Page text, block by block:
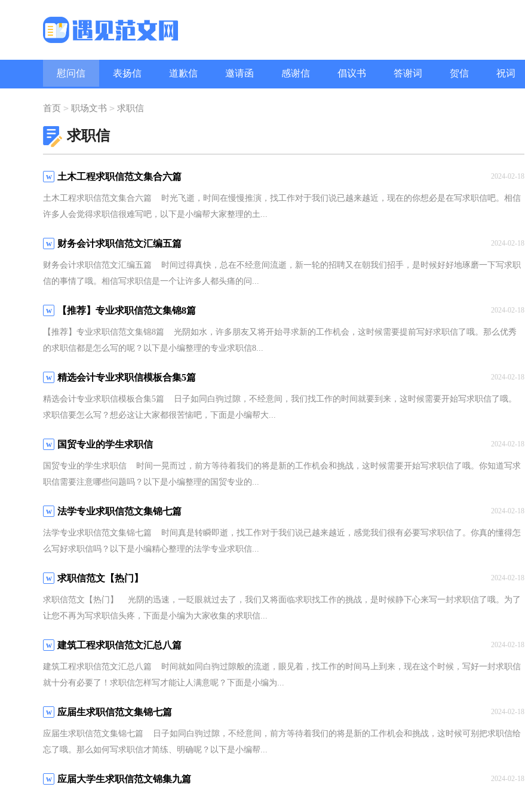
慰问信 表扬信 道歉信 邀请函 感谢信 倡议书 答谢词 贺信 祝词
首页 > 职场文书 > 求职信
求职信
土木工程求职信范文集合六篇
土木工程求职信范文集合六篇 时光飞逝，时间在慢慢推演，找工作对于我们说已越来越近，现在的你想必是在写求职信吧。相信
许多人会觉得求职信很难写吧，以下是小编帮大家整理的土...
2024-02-18
财务会计求职信范文汇编五篇
财务会计求职信范文汇编五篇 时间过得真快，总在不经意间流逝，新一轮的招聘又在朝我们招手，是时候好好地琢磨一下写求职
信的事情了哦。相信写求职信是一个让许多人都头痛的问...
2024-02-18
【推荐】专业求职信范文集锦8篇
【推荐】专业求职信范文集锦8篇 光阴如水，许多朋友又将开始寻求新的工作机会，这时候需要提前写好求职信了哦。那么优秀
的求职信都是怎么写的呢？以下是小编整理的专业求职信8...
2024-02-18
精选会计专业求职信模板合集5篇
精选会计专业求职信模板合集5篇 日子如同白驹过隙，不经意间，我们找工作的时间就要到来，这时候需要开始写求职信了哦。
求职信要怎么写？想必这让大家都很苦恼吧，下面是小编帮大...
2024-02-18
国贸专业的学生求职信
国贸专业的学生求职信 时间一晃而过，前方等待着我们的将是新的工作机会和挑战，这时候需要开始写求职信了哦。你知道写求
职信需要注意哪些问题吗？以下是小编整理的国贸专业的...
2024-02-18
法学专业求职信范文集锦七篇
法学专业求职信范文集锦七篇 时间真是转瞬即逝，找工作对于我们说已越来越近，感觉我们很有必要写求职信了。你真的懂得怎
么写好求职信吗？以下是小编精心整理的法学专业求职信...
2024-02-18
求职信范文【热门】
求职信范文【热门】 光阴的迅速，一眨眼就过去了，我们又将面临求职找工作的挑战，是时候静下心来写一封求职信了哦。为了
让您不再为写求职信头疼，下面是小编为大家收集的求职信...
2024-02-18
建筑工程求职信范文汇总八篇
建筑工程求职信范文汇总八篇 时间就如同白驹过隙般的流逝，眼见着，找工作的时间马上到来，现在这个时候，写好一封求职信
就十分有必要了！求职信怎样写才能让人满意呢？下面是小编为...
2024-02-18
应届生求职信范文集锦七篇
应届生求职信范文集锦七篇 日子如同白驹过隙，不经意间，前方等待着我们的将是新的工作机会和挑战，这时候可别把求职信给
忘了哦。那么如何写求职信才简练、明确呢？以下是小编帮...
2024-02-18
应届大学生求职信范文锦集九篇 2024-02-18